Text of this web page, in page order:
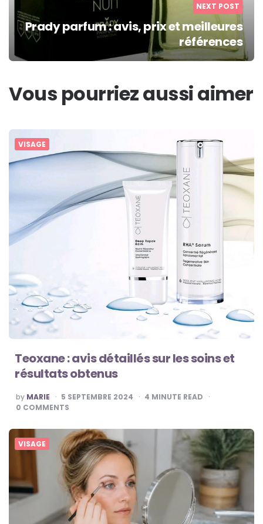
NEXT POST
Prady parfum : avis, prix et meilleures
références
Vous pourriez aussi aimer
VISAGE
Teoxane : avis détaillés sur les soins et
résultats obtenus
POSTED
BY
by MARIE 5 SEPTEMBRE 2024 4 MINUTE READ
0 COMMENTS
VISAGE